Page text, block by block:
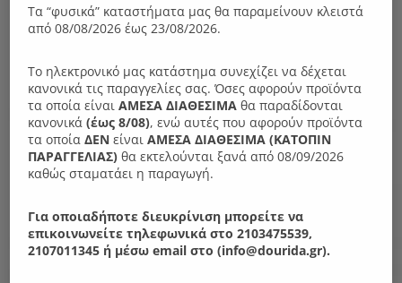
Τα “φυσικά” καταστήματα μας θα παραμείνουν κλειστά
από 08/08/2026 έως 23/08/2026.
Το ηλεκτρονικό μας κατάστημα συνεχίζει να δέχεται
κανονικά τις παραγγελίες σας. Όσες αφορούν προϊόντα
τα οποία είναιΑΜΕΣΑ ΔΙΑΘΕΣΙΜΑ θα παραδίδονται
κανονικά(έως 8/08), ενώ αυτές που αφορούν προϊόντα
τα οποίαΔΕΝ είναι ΑΜΕΣΑ ΔΙΑΘΕΣΙΜΑ (ΚΑΤΟΠΙΝ
ΠΑΡΑΓΓΕΛIΑΣ) θα εκτελούνται ξανά από 08/09/2026
καθώς σταματάει η παραγωγή.
Για οποιαδήποτε διευκρίνιση μπορείτε να
επικοινωνείτε τηλεφωνικά στο 2103475539,
2107011345 ή μέσω email στο (info@dourida.gr).